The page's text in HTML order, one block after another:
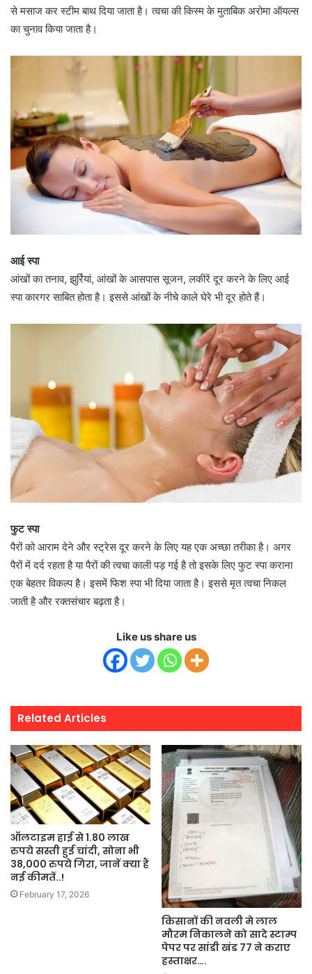
से मसाज कर स्टीम बाथ दिया जाता है। त्वचा की किस्म के मुताबिक अरोमा ऑयल्स
का चुनाव किया जाता है।
आई स्पा
आंखों का तनाव, झुर्रियां, आंखों के आसपास सूजन, लकीरें दूर करने के लिए आई
स्पा कारगर साबित होता है। इससे आंखों के नीचे काले घेरे भी दूर होते हैं।
फुट स्पा
पैरों को आराम देने और स्ट्रेस दूर करने के लिए यह एक अच्छा तरीका है। अगर
पैरों में दर्द रहता है या पैरों की त्वचा काली पड़ गई है तो इसके लिए फुट स्पा कराना
एक बेहतर विकल्प है। इसमें फिश स्पा भी दिया जाता है। इससे मृत त्वचा निकल
जाती है और रक्तसंचार बढ़ता है।
Like us share us
Related Articles
ऑलटाइम हाई से 1.80 लाख
रुपये सस्ती हुई चांदी, सोना भी
38,000 रुपये गिरा, जानें क्या हैं
नई कीमतें..!
February 17, 2026
किसानों की नवली मे लाल
मौरम निकालने को सादे स्टाम्प
पेपर पर सांडी खंड 77 ने कराए
हस्ताक्षर….